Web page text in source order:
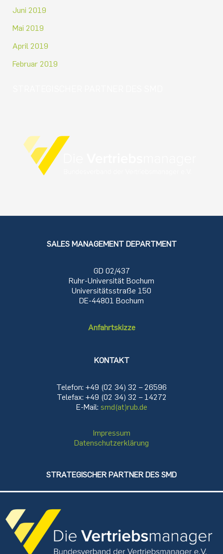
Juni 2019
Mai 2019
April 2019
Februar 2019
SALES MANAGEMENT DEPARTMENT
GD 02/437
Ruhr-Universität Bochum
Universitätsstraße 150
DE-44801 Bochum
Anfahrtskizze
KONTAKT
Telefon: +49 (02 34) 32 – 26596
Telefax: +49 (02 34) 32 – 14272
E-Mail: smd(at)rub.de
Impressum
Datenschutzerklärung
STRATEGISCHER PARTNER DES SMD